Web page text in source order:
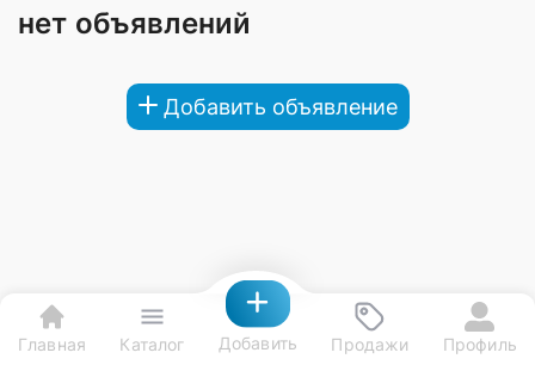
нет объявлений
Добавить объявление
Главная Каталог Добавить Продажи Профиль